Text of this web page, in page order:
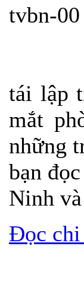
tái lập
mắt
những
bạn
Ninh
Đọc